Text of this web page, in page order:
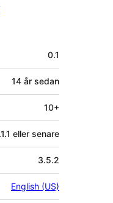
0.1
14 år sedan
10+
eller senare
3.5.2
English (US)